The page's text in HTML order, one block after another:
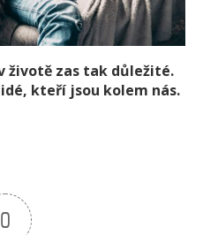
životě zas tak důležité.
kteří jsou kolem nás.
0